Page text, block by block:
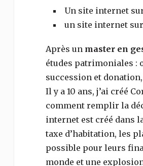
Un site internet
un site internet
Après un master en
études patrimoniales :
succession et
Il y a 10 ans, j’ai créé
comment remplir la
internet est créé dans
taxe d’habitation, les
possible pour leurs
monde et une